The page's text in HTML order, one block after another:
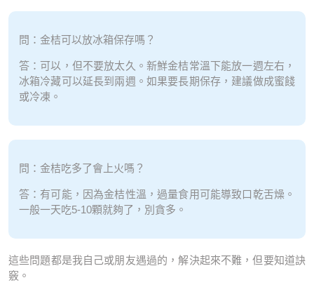
問：金桔可以放冰箱保存嗎？
答：可以，但不要放太久。新鮮金桔常溫下能放一週左右，
冰箱冷藏可以延長到兩週。如果要長期保存，建議做成蜜餞
或冷凍。
問：金桔吃多了會上火嗎？
答：有可能，因為金桔性溫，過量食用可能導致口乾舌燥。
一般一天吃5-10顆就夠了，別貪多。
這些問題都是我自己或朋友遇過的，解決起來不難，但要知道訣
竅。